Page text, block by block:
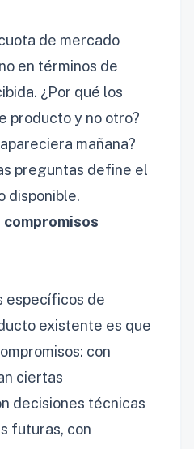
de mercado
en términos de
¿Por qué los
producto y no otro?
mañana?
preguntas define el
disponible.
compromisos
específicos de
existente es que
con
ciertas
decisiones técnicas
futuras, con